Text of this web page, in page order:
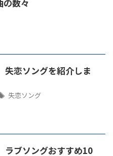
の数々
失恋ソングを紹介しま
失恋ソング
ラブソングおすすめ10